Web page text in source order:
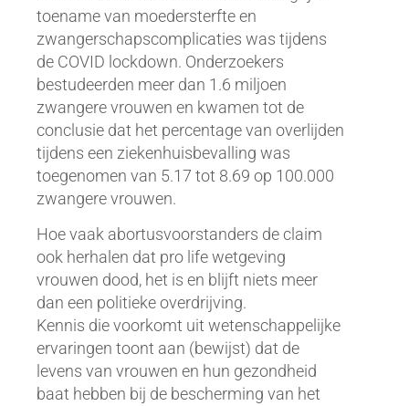
toename van moedersterfte en
zwangerschapscomplicaties was tijdens
de COVID lockdown. Onderzoekers
bestudeerden meer dan 1.6 miljoen
zwangere vrouwen en kwamen tot de
conclusie dat het percentage van overlijden
tijdens een ziekenhuisbevalling was
toegenomen van 5.17 tot 8.69 op 100.000
zwangere vrouwen.
Hoe vaak abortusvoorstanders de claim
ook herhalen dat pro life wetgeving
vrouwen dood, het is en blijft niets meer
dan een politieke overdrijving.
Kennis die voorkomt uit wetenschappelijke
ervaringen toont aan (bewijst) dat de
levens van vrouwen en hun gezondheid
baat hebben bij de bescherming van het